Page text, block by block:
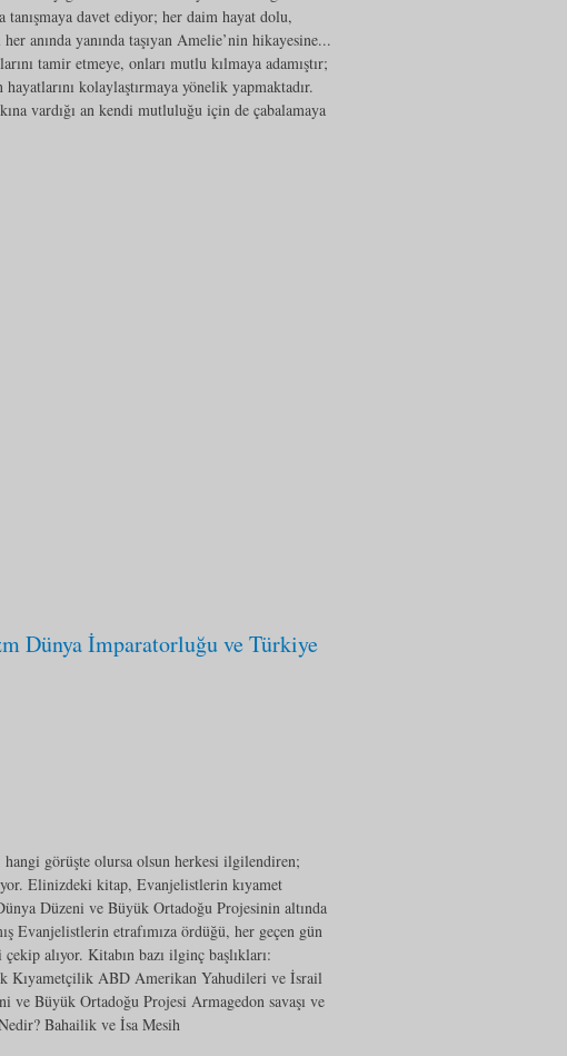
tanışmaya davet ediyor; her daim hayat dolu,
anında yanında taşıyan Amelie’nin hikayesine...
tamir etmeye, onları mutlu kılmaya adamıştır;
kolaylaştırmaya yönelik yapmaktadır.
vardığı an kendi mutluluğu için de çabalamaya
Dünya İmparatorluğu ve Türkiye
hangi görüşte olursa olsun herkesi ilgilendiren;
Elinizdeki kitap, Evanjelistlerin kıyamet
Düzeni ve Büyük Ortadoğu Projesinin altında
Evanjelistlerin etrafımıza ördüğü, her geçen gün
alıyor. Kitabın bazı ilginç başlıkları:
Kıyametçilik ABD Amerikan Yahudileri ve İsrail
Büyük Ortadoğu Projesi Armagedon savaşı ve
Bahailik ve İsa Mesih